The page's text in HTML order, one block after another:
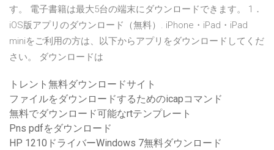
す。 電子書籍は最大5台の端末にダウンロードできます。 1．
iOS版アプリのダウンロード（無料）. iPhone・iPad・iPad
miniをご利用の方は、以下からアプリをダウンロードしてくだ
さい。 ダウンロードは
トレント無料ダウンロードサイト
ファイルをダウンロードするためのicapコマンド
無料でダウンロード可能なrtテンプレート
Pns pdfをダウンロード
HP 1210ドライバーWindows 7無料ダウンロード